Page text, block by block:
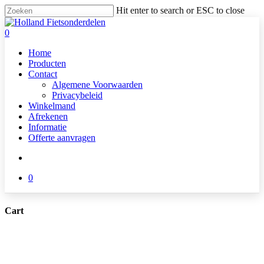
Skip
to
main
Hit enter to search or ESC to close
Close
Search
search
0
Home
Producten
Contact
Algemene Voorwaarden
Privacybeleid
Winkelmand
Afrekenen
Informatie
Offerte aanvragen
0
Cart